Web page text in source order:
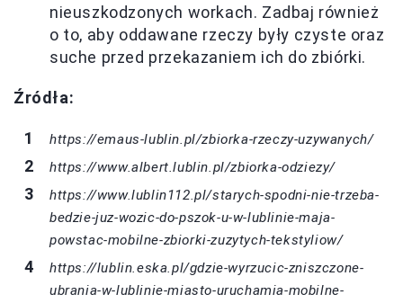
nieuszkodzonych workach. Zadbaj również
o to, aby oddawane rzeczy były czyste oraz
suche przed przekazaniem ich do zbiórki.
Źródła:
https://emaus-lublin.pl/zbiorka-rzeczy-uzywanych/
https://www.albert.lublin.pl/zbiorka-odziezy/
https://www.lublin112.pl/starych-spodni-nie-trzeba-
bedzie-juz-wozic-do-pszok-u-w-lublinie-maja-
powstac-mobilne-zbiorki-zuzytych-tekstyliow/
https://lublin.eska.pl/gdzie-wyrzucic-zniszczone-
ubrania-w-lublinie-miasto-uruchamia-mobilne-